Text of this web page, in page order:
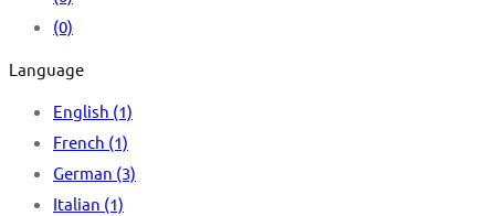
(0)
Language
English (1)
French (1)
German (3)
Italian (1)